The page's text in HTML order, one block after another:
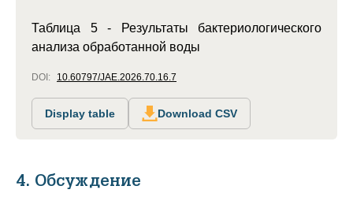
Таблица 5 - Результаты бактериологического
анализа обработанной воды
DOI: 10.60797/JAE.2026.70.16.7
Display table Download CSV
4. Обсуждение